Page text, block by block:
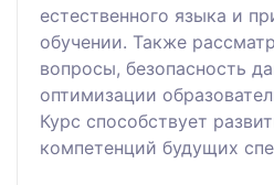
естественного языка и
обучении. Также
вопросы, безопасность
оптимизации
Курс способствует
компетенций будущих